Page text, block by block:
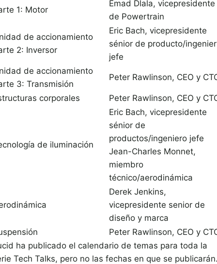
1: Motor
Emad Dlala, vicepresidente
de Powertrain
de accionamiento
2: Inversor
Eric Bach, vicepresidente
sénior de producto/
jefe
de accionamiento
3: Transmisión
Peter Rawlinson, CEO y
corporales Peter Rawlinson, CEO y
de iluminación
Eric Bach, vicepresidente
sénior de
productos/ingeniero jefe
Jean-Charles Monnet,
miembro
técnico/aerodinámica
Derek Jenkins,
vicepresidente senior de
diseño y marca
Peter Rawlinson, CEO y
ha publicado el calendario de temas para toda la
Tech Talks, pero no las fechas en que se